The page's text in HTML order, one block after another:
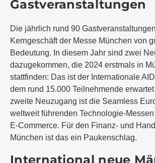
Gastveranstaltungen
Die jährlich rund 90
Kerngeschäft der Messe München von
Bedeutung. In diesem Jahr sind zwei
dazugekommen, die 2024 erstmals in
stattfinden: Das ist der Internationale
dem rund 15.000 Teilnehmende
zweite Neuzugang ist die Seamless
weltweit führenden Technologie-
E-Commerce. Für den Finanz- und
München ist das ein Paukenschlag.
International neue